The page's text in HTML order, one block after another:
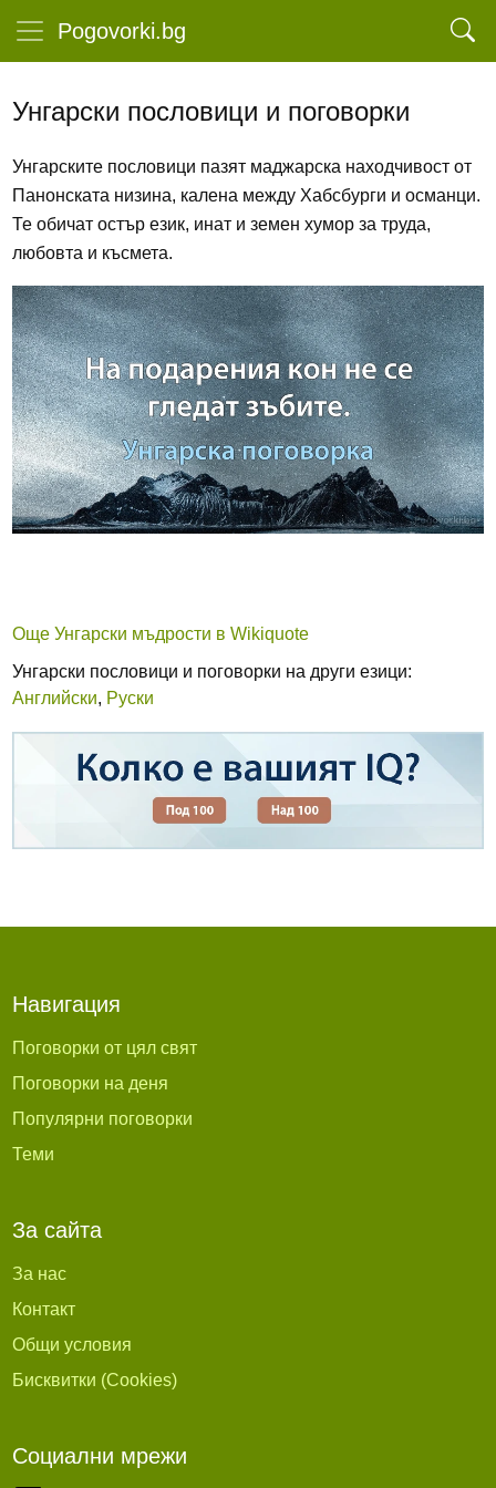
Pogovorki.bg
Унгарски пословици и поговорки
Унгарските пословици пазят маджарска находчивост от
Панонската низина, калена между Хабсбурги и османци.
Те обичат остър език, инат и земен хумор за труда,
любовта и късмета.
Още Унгарски мъдрости в Wikiquote
Унгарски пословици и поговорки на други езици:
Английски, Руски
Навигация
Поговорки от цял свят
Поговорки на деня
Популярни поговорки
Теми
За сайта
За нас
Контакт
Общи условия
Бисквитки (Cookies)
Социални мрежи